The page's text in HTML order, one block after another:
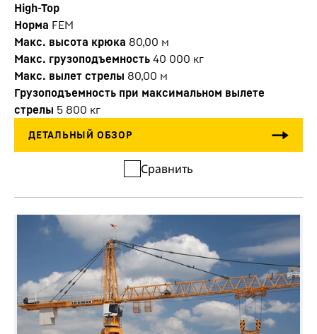
High-Top
Норма FEM
Макс. высота крюка 80,00 м
Макс. грузоподъемность 40 000 кг
Макс. вылет стрелы 80,00 м
Грузоподъемность при максимальном вылете
стрелы 5 800 кг
Сравнить